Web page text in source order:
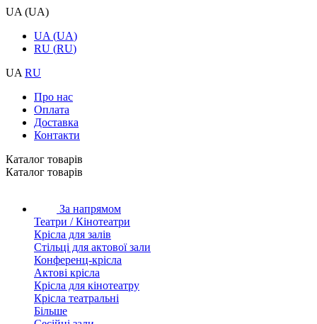
UA (UA)
UA (UA)
RU (RU)
UA RU
Про нас
Оплата
Доставка
Контакти
Каталог товарiв
Каталог товарiв
За напрямом
Театри / Кінотеатри
Крісла для залів
Стільці для актової зали
Конференц-крісла
Актові крісла
Крісла для кінотеатру
Крісла театральні
Більше